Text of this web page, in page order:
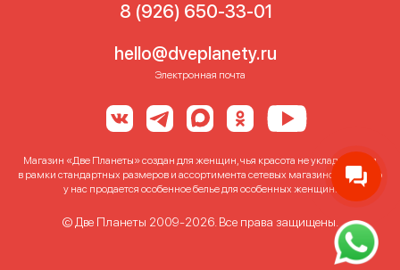
8 (926) 650-33-01
hello@dveplanety.ru
Электронная почта
Магазин «Две Планеты» создан для женщин, чья красота не укладывается
в рамки стандартных размеров и ассортимента сетевых магазинов. Именно
у нас продается особенное белье для особенных женщин!
© Две Планеты 2009-2026. Все права защищены.